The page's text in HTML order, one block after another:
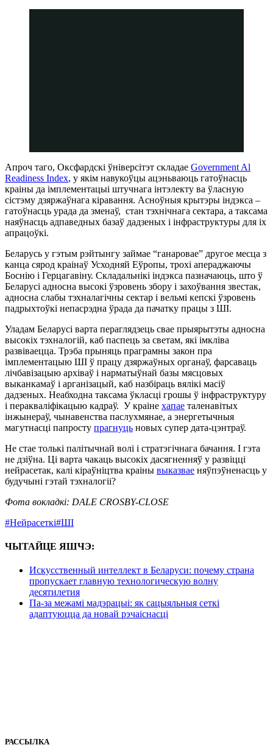
Апроч таго, Оксфардскі ўніверсітэт складае Government Al
Readiness Index, у якім навукоўцы ацэньваюць гатоўнасць
краіны да імплементацыі штучнага інтэлекту ва ўласную
сістэму дзяржаўнага кіравання. Асноўныя крытэры індэкса –
гатоўнасць урада да зменаў, стан тэхнічнага сектара, а таксама
наяўнасць адпаведных базаў дадзеных і інфраструктуры для іх
апрацоўкі.
Беларусь у гэтым рэйтынгу займае “ганаровае” другое месца з
канца сярод краінаў Усходняй Еўропы, трохі апераджаючы
Боснію і Герцагавіну. Складальнікі індэкса пазначаюць, што ў
Беларусі адносна высокі ўзровень збору і захоўвання звестак,
адносна слабы тэхналагічны сектар і вельмі кепскі ўзровень
падрыхтоўкі непасрэдна ўрада да пачатку працы з ШІ.
Уладам Беларусі варта пераглядзець свае прыярытэты адносна
высокіх тэхналогій, каб паспець за светам, які імкліва
развіваецца. Трэба прыняць праграмны закон пра
імплементацыю ШІ ў працу дзяржаўных органаў, фарсаваць
лічбавізацыю архіваў і нарматыўнай базы мясцовых
выканкамаў і арганізацый, каб назбіраць вялікі масіў
дадзеных. Неабходна таксама ўкласці грошы ў інфраструктуру
і перакваліфікацыю кадраў. У краіне хапае таленавітых
інжынераў, чынавенства паслухмянае, а энергетычныя
магутнасці папросту прагнуць новых супер дата-цэнтраў.
Не стае толькі палітычнай волі і стратэгічнага бачання. І гэта
не дзіўна. Ці варта чакаць высокіх дасягненняў у развіцці
нейрасетак, калі кіраўніцтва краіны выказвае няўпэўненасць у
будучыні гэтай тэхналогіі?
Фота вокладкі: DALE CROSBY-CLOSE
#Нейрасеткі#ШІ
ЧЫТАЙЦЕ ЯШЧЭ:
Искусственный интеллект в Беларуси: почему страна
пропускает главную технологическую волну
десятилетия
Па-за межамі мадэрацыі: як сацыяльныя сеткі
адаптуюцца да новай рэчаіснасці
РАССЫЛКА